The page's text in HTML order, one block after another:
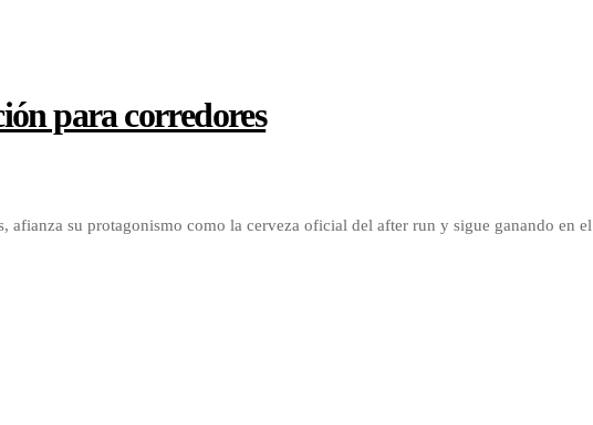
para corredores
afianza su protagonismo como la cerveza oficial del after run y sigue ganando en